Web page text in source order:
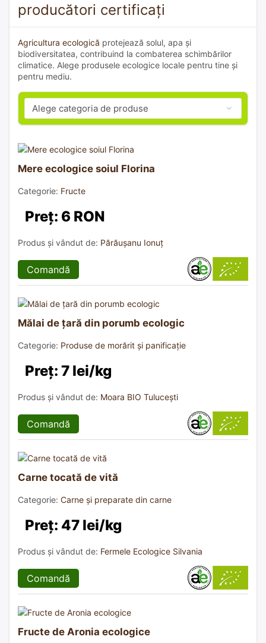
producători certificați
Agricultura ecologică protejează solul, apa și
biodiversitatea, contribuind la combaterea schimbărilor
climatice. Alege produsele ecologice locale pentru tine și
pentru mediu.
Mere ecologice soiul Florina
Categorie: Fructe
Preț: 6 RON
Produs și vândut de: Părăușanu Ionuț
Comandă
Mălai de țară din porumb ecologic
Categorie: Produse de morărit și panificație
Preț: 7 lei/kg
Produs și vândut de: Moara BIO Tulucești
Comandă
Carne tocată de vită
Categorie: Carne și preparate din carne
Preț: 47 lei/kg
Produs și vândut de: Fermele Ecologice Silvania
Comandă
Fructe de Aronia ecologice